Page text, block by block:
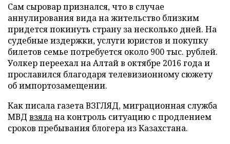
Сам сыровар признался, что в случае
аннулирования вида на жительство близким
придется покинуть страну за несколько дней. На
судебные издержки, услуги юристов и покупку
билетов семье потребуется около 900 тыс. рублей.
Уолкер переехал на Алтай в октябре 2016 года и
прославился благодаря телевизионному сюжету
об импортозамещении.
Как писала газета ВЗГЛЯД, миграционная служба
МВД взялана контроль ситуацию с продлением
сроков пребывания блогера из Казахстана.